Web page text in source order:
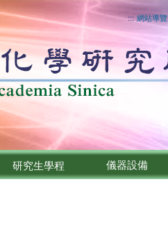
::: 網站導覽
研究生學程 儀器設備